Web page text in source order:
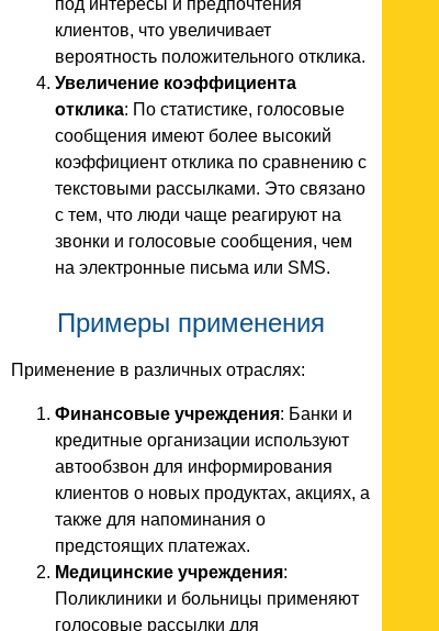
под интересы и предпочтения
клиентов, что увеличивает
вероятность положительного отклика.
Увеличение коэффициента
отклика: По статистике, голосовые
сообщения имеют более высокий
коэффициент отклика по сравнению с
текстовыми рассылками. Это связано
с тем, что люди чаще реагируют на
звонки и голосовые сообщения, чем
на электронные письма или SMS.
Примеры применения
Применение в различных отраслях:
Финансовые учреждения: Банки и
кредитные организации используют
автообзвон для информирования
клиентов о новых продуктах, акциях, а
также для напоминания о
предстоящих платежах.
Медицинские учреждения:
Поликлиники и больницы применяют
голосовые рассылки для